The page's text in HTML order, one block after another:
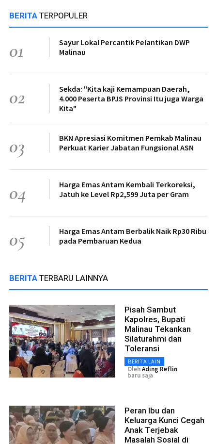
BERITA TERPOPULER
01
Sayur Lokal Percantik Pelantikan DWP
Malinau
02
Sekda: "Kita kaji Kemampuan Daerah,
4.000 Peserta BPJS Provinsi Itu juga Warga
Kita"
03
BKN Apresiasi Komitmen Pemkab Malinau
Perkuat Karier Jabatan Fungsional ASN
04
Harga Emas Antam Kembali Terkoreksi,
Jatuh ke Level Rp2,599 Juta per Gram
05
Harga Emas Antam Berbalik Naik Rp30 Ribu
pada Pembaruan Kedua
BERITA TERBARU LAINNYA
Pisah Sambut
Kapolres, Bupati
Malinau Tekankan
Silaturahmi dan
Toleransi
BERITA LAIN
OlehAding Reflin
baru saja
Peran Ibu dan
Keluarga Kunci Cegah
Anak Terjebak
Masalah Sosial di